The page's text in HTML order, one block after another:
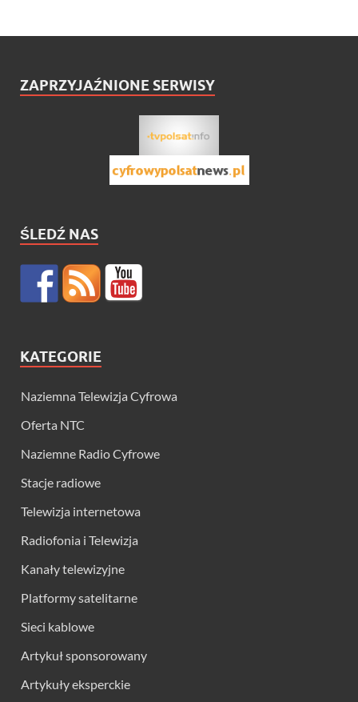
ZAPRZYJAŹNIONE SERWISY
ŚLEDŹ NAS
KATEGORIE
Naziemna Telewizja Cyfrowa
Oferta NTC
Naziemne Radio Cyfrowe
Stacje radiowe
Telewizja internetowa
Radiofonia i Telewizja
Kanały telewizyjne
Platformy satelitarne
Sieci kablowe
Artykuł sponsorowany
Artykuły eksperckie